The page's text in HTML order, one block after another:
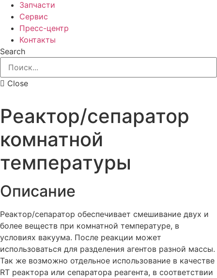
Запчасти
Сервис
Пресс-центр
Контакты
Search
Close
Реактор/сепаратор
комнатной
температуры
Описание
Реактор/сепаратор обеспечивает смешивание двух и
более веществ при комнатной температуре, в
условиях вакуума. После реакции может
использоваться для разделения агентов разной массы.
Так же возможно отдельное использование в качестве
RT реактора или сепаратора реагента, в соответствии